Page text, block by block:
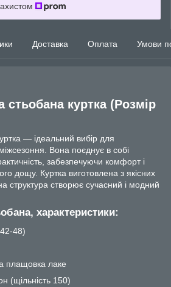
Доставка Оплата Умови
стьобана куртка (Розмір
— ідеальний вибір для
Вона поєднує в собі
забезпечуючи комфорт і
дощу. Куртка виготовлена з якісних
структура створює сучасний і модний
характеристики:
48)
плащовка лаке
(щільність 150)